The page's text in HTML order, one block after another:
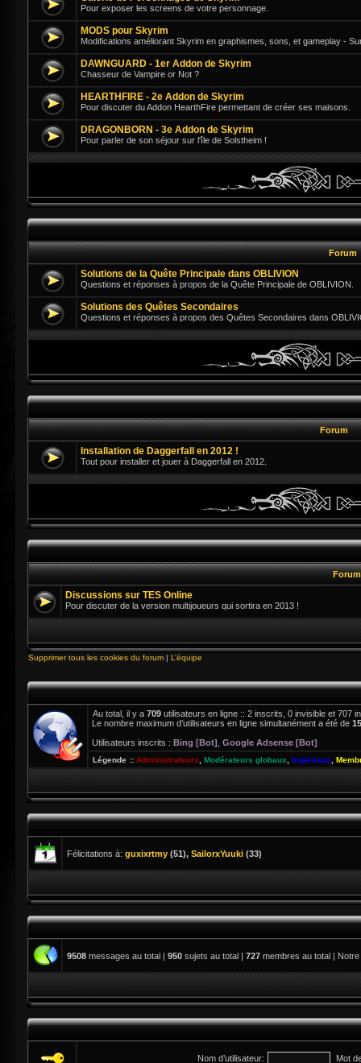
Pour exposer les screens de votre personnage.
MODS pour Skyrim
Modifications améliorant Skyrim en graphismes, sons, et gameplay -
DAWNGUARD - 1er Addon de Skyrim
Chasseur de Vampire or Not ?
HEARTHFIRE - 2e Addon de Skyrim
Pour discuter du Addon HearthFire permettant de créer ses maisons.
DRAGONBORN - 3e Addon de Skyrim
Pour parler de son séjour sur l'île de Solstheim !
Forum
Solutions de la Quête Principale dans OBLIVION
Questions et réponses à propos de la Quête Principale de OBLIVION.
Solutions des Quêtes Secondaires
Questions et réponses à propos des Quêtes Secondaires dans
Forum
Installation de Daggerfall en 2012 !
Tout pour installer et jouer à Daggerfall en 2012.
Discussions sur TES Online
Pour discuter de la version multijoueurs qui sortira en 2013 !
Supprimer tous les cookies du forum | L’équipe
Au total, il y a 709 utilisateurs en ligne :: 2 inscrits, 0 invisible et 707
Le nombre maximum d’utilisateurs en ligne simultanément a été de
Utilisateurs inscrits : Bing [Bot] Google Adsense [Bot]
Légende :: Administrateurs Modérateurs globaux Impériaux
Félicitations à: guxixrtmy (51), SailorxYuuki (33)
9508 messages au total | 950 sujets au total | 727 membres au total |
Nom d’utilisateur: Mot